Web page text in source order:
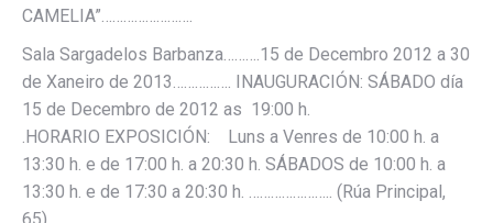
CAMELIA”…………………….
Sala Sargadelos Barbanza……….15 de Decembro 2012 a 30
de Xaneiro de 2013……………. INAUGURACIÓN: SÁBADO día
15 de Decembro de 2012 as 19:00 h.
.HORARIO EXPOSICIÓN: Luns a Venres de 10:00 h. a
13:30 h. e de 17:00 h. a 20:30 h. SÁBADOS de 10:00 h. a
13:30 h. e de 17:30 a 20:30 h. ………………….. (Rúa Principal,